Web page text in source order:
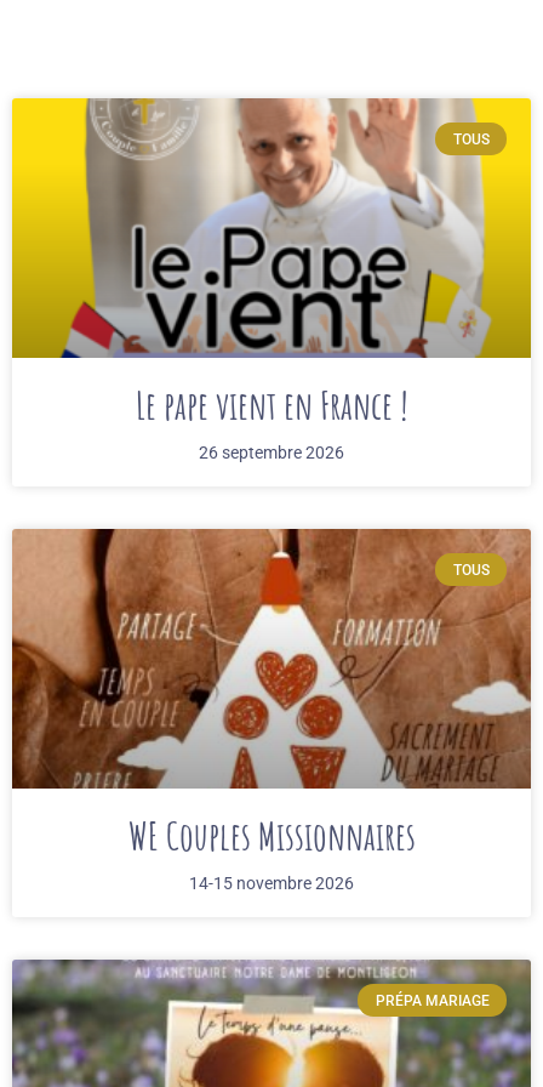
TOUS
Le pape vient en France !
26 septembre 2026
TOUS
WE Couples Missionnaires
14-15 novembre 2026
PRÉPA MARIAGE